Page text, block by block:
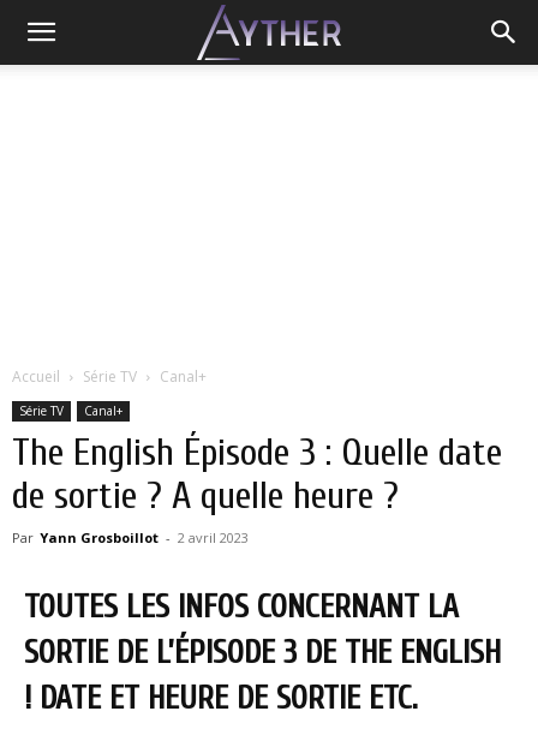
Accueil Série TV Canal+
Série TV Canal+
The English Épisode 3 : Quelle date
de sortie ? A quelle heure ?
Par Yann Grosboillot - 2 avril 2023
TOUTES LES INFOS CONCERNANT LA
SORTIE DE L’ÉPISODE 3 DE THE ENGLISH
! DATE ET HEURE DE SORTIE ETC.